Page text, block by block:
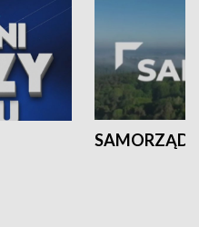
SAMORZĄD